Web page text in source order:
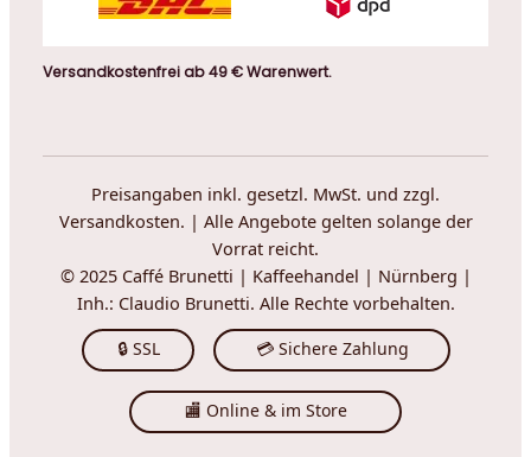
Versandkostenfrei ab 49 € Warenwert.
Preisangaben inkl. gesetzl. MwSt. und zzgl.
Versandkosten. | Alle Angebote gelten solange der
Vorrat reicht.
© 2025 Caffé Brunetti | Kaffeehandel | Nürnberg |
Inh.: Claudio Brunetti. Alle Rechte vorbehalten.
🔒 SSL 💳 Sichere Zahlung
🏬 Online & im Store